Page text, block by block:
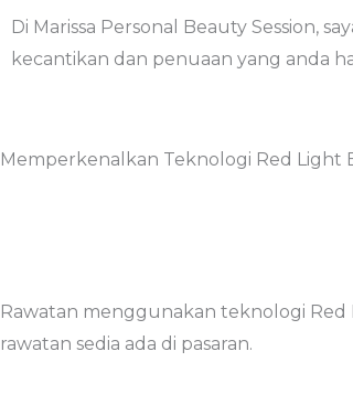
Di Marissa Personal Beauty Session,
kecantikan dan penuaan yang anda
Memperkenalkan Teknologi Red Light
Rawatan menggunakan teknologi
rawatan sedia ada di pasaran.